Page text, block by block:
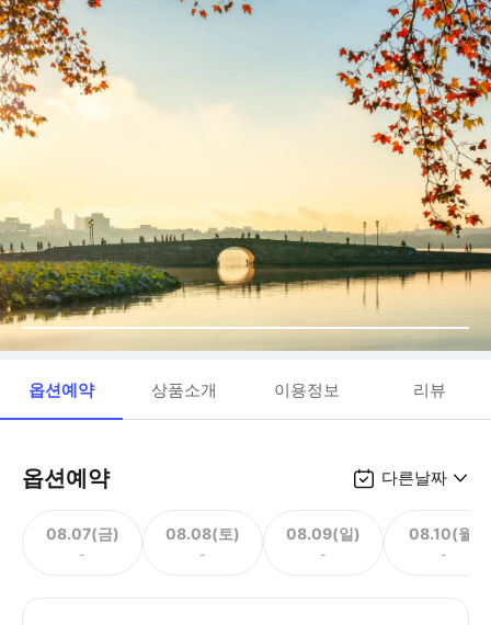
옵션예약 상품소개 이용정보 리뷰
옵션예약 다른날짜
08.07(금)
-
08.08(토)
-
08.09(일)
-
08.10(월)
-